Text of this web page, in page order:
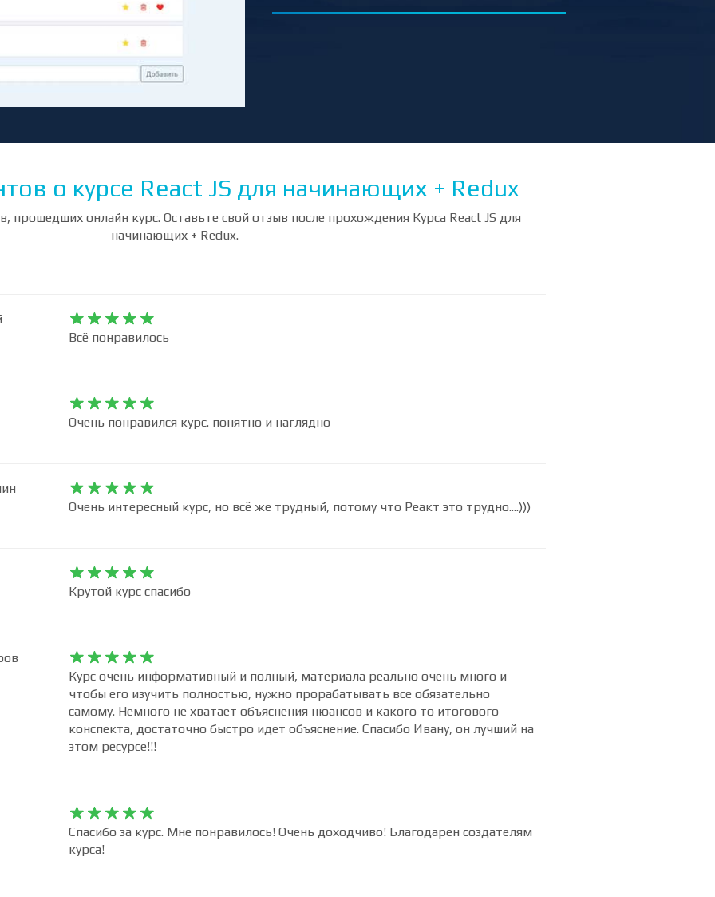
о курсе React JS для начинающих + Redux
прошедших онлайн курс. Оставьте свой отзыв после прохождения Курса React JS для
начинающих + Redux.
    
    
Всё понравилось
    
    
Очень понравился курс. понятно и наглядно
    
    
Очень интересный курс, но всё же трудный, потому что Реакт это трудно....)))
    
    
Крутой курс спасибо
    
    
Курс очень информативный и полный, материала реально очень много и
чтобы его изучить полностью, нужно прорабатывать все обязательно
самому. Немного не хватает объяснения нюансов и какого то итогового
конспекта, достаточно быстро идет объяснение. Спасибо Ивану, он лучший на
этом ресурсе!!!
    
    
Спасибо за курс. Мне понравилось! Очень доходчиво! Благодарен создателям
курса!